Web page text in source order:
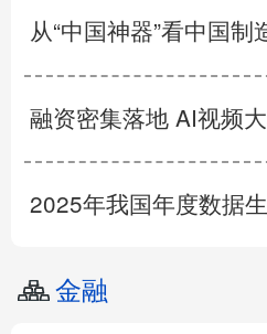
从“中国神器”看中国制
融资密集落地 AI视频
2025年我国年度数据
金融